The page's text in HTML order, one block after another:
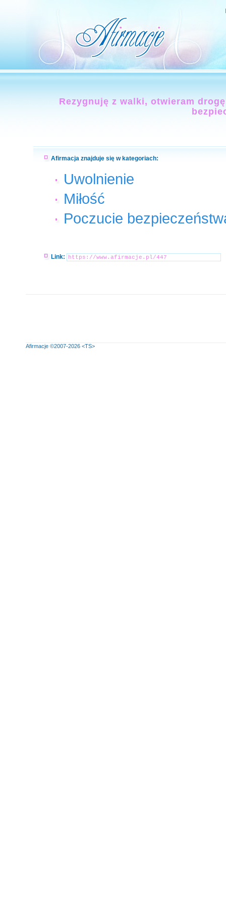
Rezygnuję z walki, otwieram
Afirmacja znajduje się w kategoriach:
Uwolnienie
Miłość
Poczucie
Link:
Afirmacje ©2007-2026 <TS>